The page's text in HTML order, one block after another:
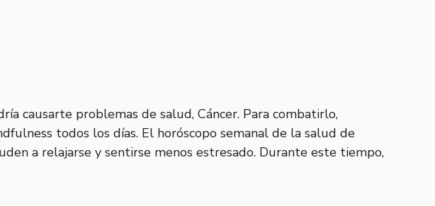
causarte problemas de salud, Cáncer. Para combatirlo,
todos los días. El horóscopo semanal de la salud de
a relajarse y sentirse menos estresado. Durante este tiempo,